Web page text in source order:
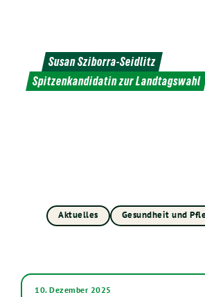
Susan Sziborra-Seidlitz
Spitzenkandidatin zur Landtagswahl
Aktuelles Gesundheit und
10. Dezember 2025